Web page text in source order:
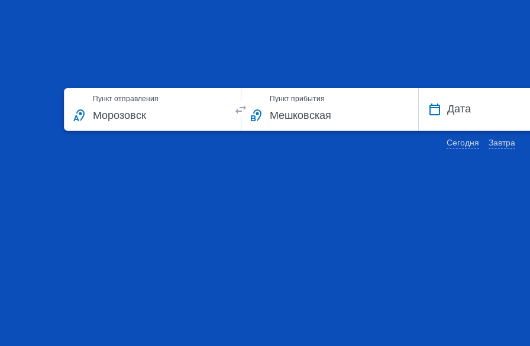
Пункт отправления Пункт прибытия
Дата
Сегодня Завтра